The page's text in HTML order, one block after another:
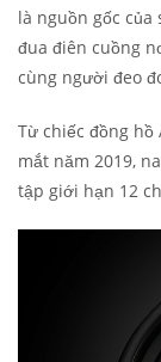
là nguồn gốc
đua điên cuồng
cùng người đeo
Từ chiếc đồng hồ
mắt năm 2019,
tập giới hạn 12